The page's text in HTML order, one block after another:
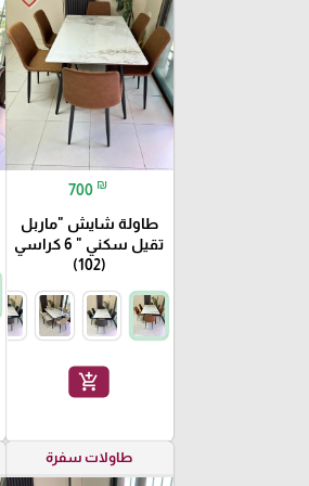
700 ₪
طاولة شايش "ماربل
تقيل سكني " 6 كراسي
(102)
add_shopping_cart
طاولات سفرة